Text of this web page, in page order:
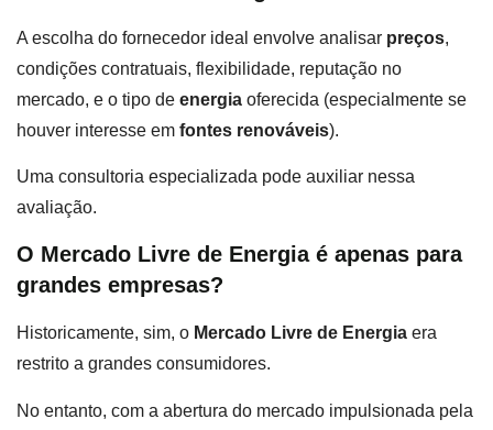
A escolha do fornecedor ideal envolve analisar preços,
condições contratuais, flexibilidade, reputação no
mercado, e o tipo de energia oferecida (especialmente se
houver interesse em fontes renováveis).
Uma consultoria especializada pode auxiliar nessa
avaliação.
O Mercado Livre de Energia é apenas para
grandes empresas?
Historicamente, sim, o Mercado Livre de Energia era
restrito a grandes consumidores.
No entanto, com a abertura do mercado impulsionada pela